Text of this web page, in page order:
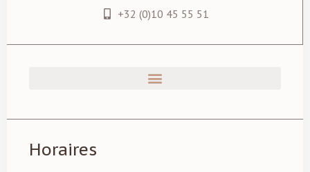
+32 (0)10 45 55 51
Horaires